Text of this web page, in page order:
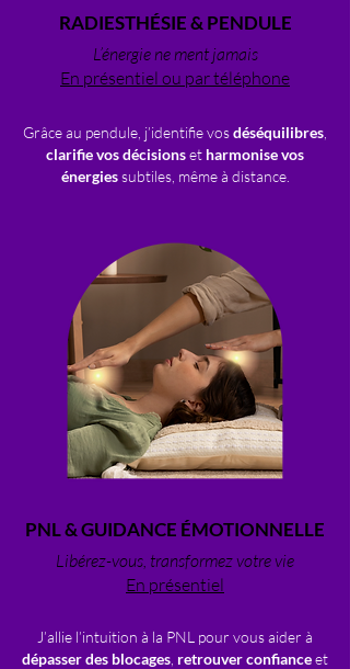
RADIESTHÉSIE & PENDULE
L’énergie ne ment jamais
En présentiel ou par téléphone
PNL & GUIDANCE ÉMOTIONNELLE
Libérez-vous, transformez votre vie
En présentiel
Grâce au pendule, j’identifie vosdéséquilibres
clarifie vos décisionset harmonise vos
énergiessubtiles, même à distance.
J’allie l’intuition à la PNL pour vous aider à
dépasser des blocages retrouver confianceet